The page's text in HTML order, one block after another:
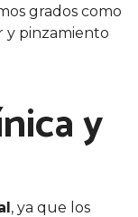
grados como
y pinzamiento
y
, ya que los